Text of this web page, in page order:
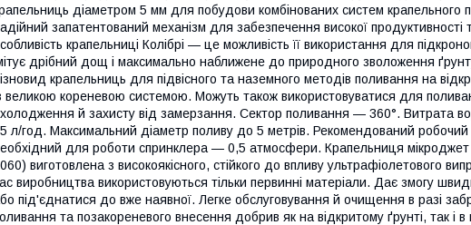
діаметром 5 мм для побудови комбінованих систем крапельного
запатентований механізм для забезпечення високої продуктивності
крапельниці Колібрі — це можливість її використання для
дрібний дощ і максимально наближене до природного зволоження
крапельниць для підвісного та наземного методів поливання на
великою кореневою системою. Можуть також використовуватися для
й захисту від замерзання. Сектор поливання — 360°. Витрата
л/год. Максимальний діаметр поливу до 5 метрів. Рекомендований робочий
для роботи спринклера — 0,5 атмосфери. Крапельниця мікроджет
виготовлена з високоякісного, стійкого до впливу ультрафіолетового
виробництва використовуються тільки первинні матеріали. Дає змогу
під'єднатися до вже наявної. Легке обслуговування й очищення в разі
та позакореневого внесення добрив як на відкритому ґрунті, так і